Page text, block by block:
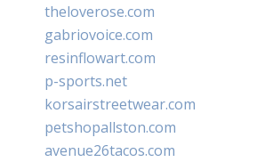
theloverose.com
gabriovoice.com
resinflowart.com
p-sports.net
korsairstreetwear.com
petshopallston.com
avenue26tacos.com